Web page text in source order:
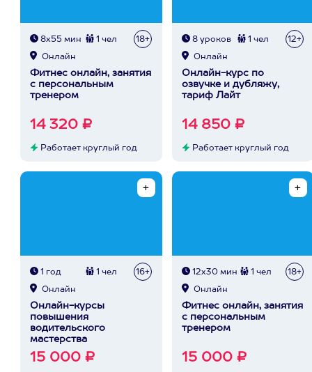
8х55 мин 1 чел 18+
Онлайн
Фитнес онлайн, занятия
с персональным
тренером
14 320 ₽
Работает круглый год
8 уроков 1 чел 12+
Онлайн
Онлайн-курс по
озвучке и дубляжу,
тариф Лайт
14 850 ₽
Работает круглый год
1 год 1 чел 16+
Онлайн
Онлайн-курсы
повышения
водительского
мастерства
15 000 ₽
12х30 мин 1 чел 18+
Онлайн
Фитнес онлайн, занятия
с персональным
тренером
15 000 ₽